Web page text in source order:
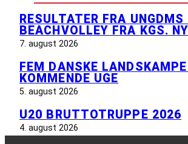
RESULTATER FRA UNGDMS
BEACHVOLLEY FRA KGS.
7. august 2026
FEM DANSKE LANDSKAMPE
KOMMENDE UGE
5. august 2026
U20 BRUTTOTRUPPE 2026
4. august 2026